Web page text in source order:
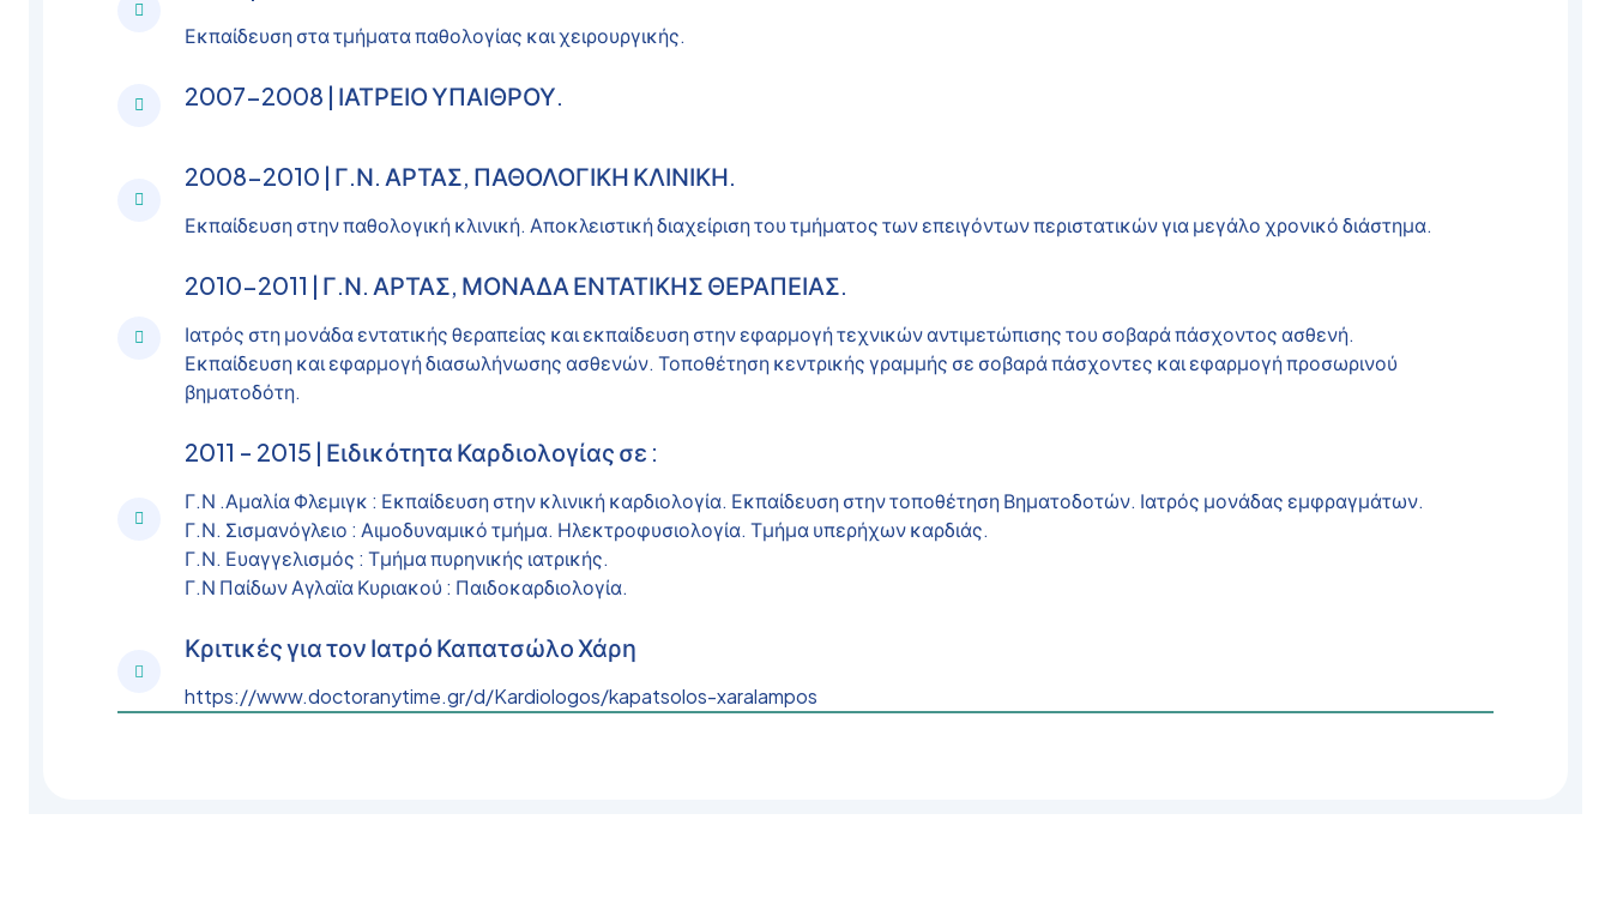
Εκπαίδευση στα τμήματα παθολογίας και χειρουργικής.
2007-2008 | ΙΑΤΡΕΙΟ ΥΠΑΙΘΡΟΥ.
2008-2010 | Γ.Ν. ΑΡΤΑΣ, ΠΑΘΟΛΟΓΙΚΗ ΚΛΙΝΙΚΗ.
Εκπαίδευση στην παθολογική κλινική. Αποκλειστική διαχείριση του τμήματος των επειγόντων περιστατικών για μεγάλο χρονικό διάστημα.
2010-2011 | Γ.Ν. ΑΡΤΑΣ, ΜΟΝΑΔΑ ΕΝΤΑΤΙΚΗΣ ΘΕΡΑΠΕΙΑΣ.
Ιατρός στη μονάδα εντατικής θεραπείας και εκπαίδευση στην εφαρμογή τεχνικών αντιμετώπισης του σοβαρά πάσχοντος ασθενή.
Εκπαίδευση και εφαρμογή διασωλήνωσης ασθενών. Τοποθέτηση κεντρικής γραμμής σε σοβαρά πάσχοντες και εφαρμογή προσωρινού
βηματοδότη.
2011 - 2015 | Ειδικότητα Καρδιολογίας σε :
Γ.Ν .Αμαλία Φλεμιγκ : Εκπαίδευση στην κλινική καρδιολογία. Εκπαίδευση στην τοποθέτηση Βηματοδοτών. Ιατρός μονάδας εμφραγμάτων.
Γ.Ν. Σισμανόγλειο : Αιμοδυναμικό τμήμα. Ηλεκτροφυσιολογία. Τμήμα υπερήχων καρδιάς.
Γ.Ν. Ευαγγελισμός : Τμήμα πυρηνικής ιατρικής.
Γ.Ν Παίδων Αγλαϊα Κυριακού : Παιδοκαρδιολογία.
Κριτικές για τον Ιατρό Καπατσώλο Χάρη
https://www.doctoranytime.gr/d/Kardiologos/kapatsolos-xaralampos